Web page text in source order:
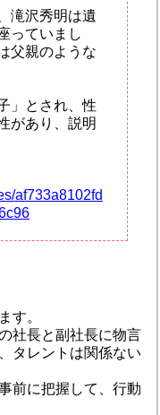
滝沢秀明は遺
っていまし
父親のような
」とされ、性
があり、説明
af733a8102fd
す。
社長と副社長に物言
タレントは関係ない
前に把握して、行動